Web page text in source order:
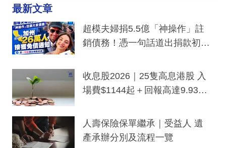
最新文章
超模夫婦捐5.5億「神操作」註
銷債務！憑一句話道出捐款初
一度被誤當詐騙手段
收息股2026｜25隻高息港股 入
場費$1144起＋回報高達9.93
人壽保險保單繼承｜受益人 遺
產承辦分別及流程一覽